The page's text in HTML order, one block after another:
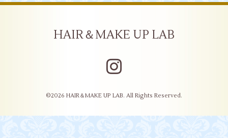
HAIR＆MAKE UP LAB
©2026 HAIR＆MAKE UP LAB. All Rights Reserved.